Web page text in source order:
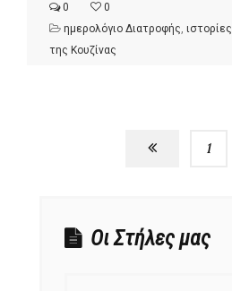
0
0
ημερολόγιο Διατροφής, ιστορίες
της Κουζίνας
1
Οι Στήλες μας